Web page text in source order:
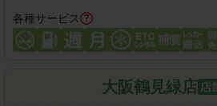
各種サービス
大阪鶴見緑店